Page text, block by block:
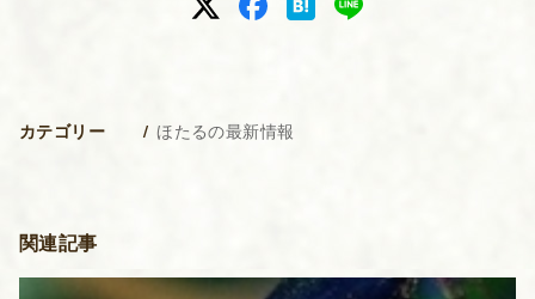
カテゴリー ほたるの最新情報
関連記事